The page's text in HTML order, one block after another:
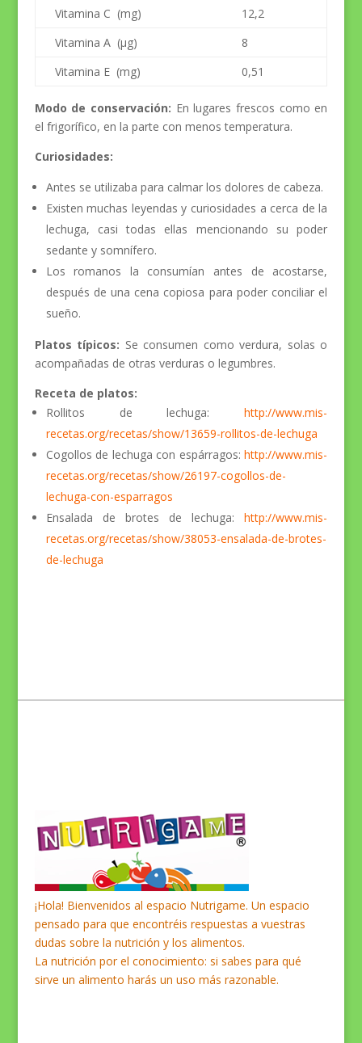
Vitamina C (mg)
12,2
Vitamina A (µg)
8
Vitamina E (mg)
0,51
Modo de conservación: En lugares frescos como en
el frigorífico, en la parte con menos temperatura.
Curiosidades:
Antes se utilizaba para calmar los dolores de cabeza.
Existen muchas leyendas y curiosidades a cerca de la
lechuga, casi todas ellas mencionando su poder
sedante y somnífero.
Los romanos la consumían antes de acostarse,
después de una cena copiosa para poder conciliar el
sueño.
Platos típicos: Se consumen como verdura, solas o
acompañadas de otras verduras o legumbres.
Receta de platos:
Rollitos de lechuga:http://www.mis-
recetas.org/recetas/show/13659-rollitos-de-lechuga
Cogollos de lechuga con espárragos:http://www.mis-
recetas.org/recetas/show/26197-cogollos-de-
lechuga-con-esparragos
Ensalada de brotes de lechuga:http://www.mis-
recetas.org/recetas/show/38053-ensalada-de-brotes-
de-lechuga
¡Hola! Bienvenidos al espacio Nutrigame. Un espacio
pensado para que encontréis respuestas a vuestras
dudas sobre la nutrición y los alimentos.
La nutrición por el conocimiento: si sabes para qué
sirve un alimento harás un uso más razonable.